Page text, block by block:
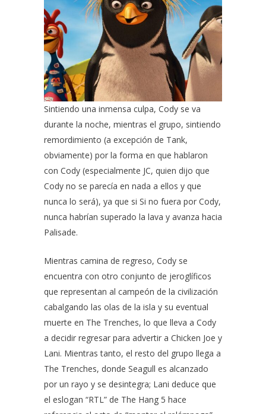
Sintiendo una inmensa culpa, Cody se va
durante la noche, mientras el grupo, sintiendo
remordimiento (a excepción de Tank,
obviamente) por la forma en que hablaron
con Cody (especialmente JC, quien dijo que
Cody no se parecía en nada a ellos y que
nunca lo será), ya que si Si no fuera por Cody,
nunca habrían superado la lava y avanza hacia
Palisade.
Mientras camina de regreso, Cody se
encuentra con otro conjunto de jeroglíficos
que representan al campeón de la civilización
cabalgando las olas de la isla y su eventual
muerte en The Trenches, lo que lleva a Cody
a decidir regresar para advertir a Chicken Joe y
Lani. Mientras tanto, el resto del grupo llega a
The Trenches, donde Seagull es alcanzado
por un rayo y se desintegra; Lani deduce que
el eslogan “RTL” de The Hang 5 hace